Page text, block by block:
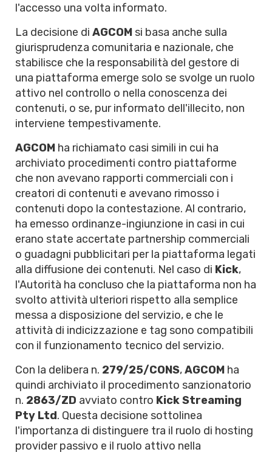
l'accesso una volta informato.
La decisione di AGCOM si basa anche sulla
giurisprudenza comunitaria e nazionale, che
stabilisce che la responsabilità del gestore di
una piattaforma emerge solo se svolge un ruolo
attivo nel controllo o nella conoscenza dei
contenuti, o se, pur informato dell'illecito, non
interviene tempestivamente.
AGCOM ha richiamato casi simili in cui ha
archiviato procedimenti contro piattaforme
che non avevano rapporti commerciali con i
creatori di contenuti e avevano rimosso i
contenuti dopo la contestazione. Al contrario,
ha emesso ordinanze-ingiunzione in casi in cui
erano state accertate partnership commerciali
o guadagni pubblicitari per la piattaforma legati
alla diffusione dei contenuti. Nel caso di Kick,
l'Autorità ha concluso che la piattaforma non ha
svolto attività ulteriori rispetto alla semplice
messa a disposizione del servizio, e che le
attività di indicizzazione e tag sono compatibili
con il funzionamento tecnico del servizio.
Con la delibera n. 279/25/CONS,AGCOM ha
quindi archiviato il procedimento sanzionatorio
n. 2863/ZD avviato contro Kick Streaming
Pty Ltd. Questa decisione sottolinea
l'importanza di distinguere tra il ruolo di hosting
provider passivo e il ruolo attivo nella